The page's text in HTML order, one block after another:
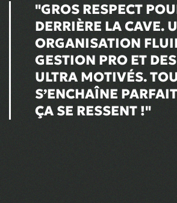
"GROS RESPECT
DERRIÈRE LA CAVE.
ORGANISATION
GESTION PRO ET
ULTRA MOTIVÉS.
S’ENCHAÎNE
ÇA SE RESSENT !"